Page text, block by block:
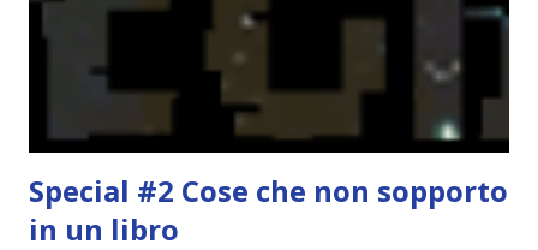
nessun giorno fisso, però - pubblicherò questo post.
Spero che la rubrica sia di vostro gradimento. GENNAIO
TBR+OBIETTIVI Questa è la mia tbr del mese...
Special #2 Cose che non sopporto
in un libro